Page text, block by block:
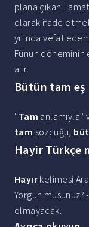
plana çıkan
olarak ifade
yılında vefat eden
Fünun
alır.
Bütün tam eş
''Tam anlamıyla''
tam sözcüğü,
Hayir Türkçe
Hayır kelimesi
Yorgun musunuz? -
olmayacak.